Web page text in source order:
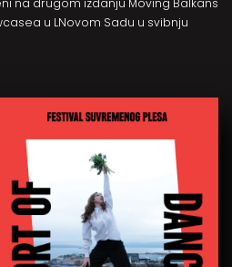
u LNovom Sadu u svibnju